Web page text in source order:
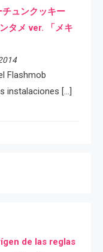
ュンクッキー
タメ ver. 「メキ
Flashmob
instalaciones […]
de las reglas